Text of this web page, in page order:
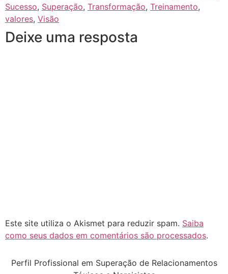
Sucesso, Superação, Transformação, Treinamento,
valores, Visão
Deixe uma resposta
Este site utiliza o Akismet para reduzir spam. Saiba
como seus dados em comentários são processados.
Perfil Profissional em Superação de Relacionamentos